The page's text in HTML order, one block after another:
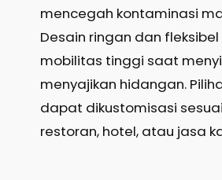
mencegah kontaminasi
Desain ringan dan
mobilitas tinggi saat
menyajikan hidangan.
dapat dikustomisasi
restoran, hotel, atau jasa